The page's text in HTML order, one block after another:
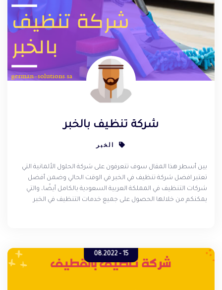
شركة تنظيف بالخبر
الخبر
بين أسطر هذا المقال سوف تتعرفون على شركة الحلول الألمانية التي
تعتبر افضل شركة تنظيف في الخبر في الوقت الحالي وضمن أفضل
شركات التنظيف في المملكة العربية السعودية بالكامل أيضًا، والتي
يمكنكم من خلالها الحصول على جميع خدمات التنظيف في الخبر
15 - 08.2022